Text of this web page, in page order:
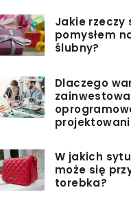
Jakie rzeczy
pomysłem
ślubny?
Dlaczego
W jakich
może się
torebka?